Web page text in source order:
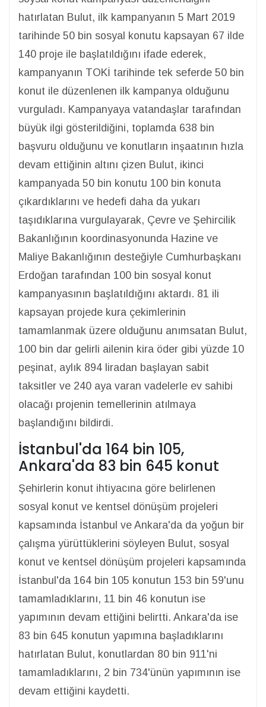
hatırlatan Bulut, ilk kampanyanın 5 Mart 2019
tarihinde 50 bin sosyal konutu kapsayan 67 ilde
140 proje ile başlatıldığını ifade ederek,
kampanyanın TOKİ tarihinde tek seferde 50 bin
konut ile düzenlenen ilk kampanya olduğunu
vurguladı. Kampanyaya vatandaşlar tarafından
büyük ilgi gösterildiğini, toplamda 638 bin
başvuru olduğunu ve konutların inşaatının hızla
devam ettiğinin altını çizen Bulut, ikinci
kampanyada 50 bin konutu 100 bin konuta
çıkardıklarını ve hedefi daha da yukarı
taşıdıklarına vurgulayarak, Çevre ve Şehircilik
Bakanlığının koordinasyonunda Hazine ve
Maliye Bakanlığının desteğiyle Cumhurbaşkanı
Erdoğan tarafından 100 bin sosyal konut
kampanyasının başlatıldığını aktardı. 81 ili
kapsayan projede kura çekimlerinin
tamamlanmak üzere olduğunu anımsatan Bulut,
100 bin dar gelirli ailenin kira öder gibi yüzde 10
peşinat, aylık 894 liradan başlayan sabit
taksitler ve 240 aya varan vadelerle ev sahibi
olacağı projenin temellerinin atılmaya
başlandığını bildirdi.
İstanbul'da 164 bin 105,
Ankara'da 83 bin 645 konut
Şehirlerin konut ihtiyacına göre belirlenen
sosyal konut ve kentsel dönüşüm projeleri
kapsamında İstanbul ve Ankara'da da yoğun bir
çalışma yürüttüklerini söyleyen Bulut, sosyal
konut ve kentsel dönüşüm projeleri kapsamında
İstanbul'da 164 bin 105 konutun 153 bin 59'unu
tamamladıklarını, 11 bin 46 konutun ise
yapımının devam ettiğini belirtti. Ankara'da ise
83 bin 645 konutun yapımına başladıklarını
hatırlatan Bulut, konutlardan 80 bin 911'ni
tamamladıklarını, 2 bin 734'ünün yapımının ise
devam ettiğini kaydetti.